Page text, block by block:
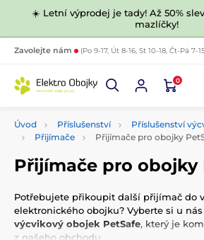
☀️ Letní výprodej je tady! Až 50%
mazlíčky!
Zavolejte nám (Po 9-17, Út 8-16, St 10-18, Čt-Pá 7-
0
Úvod Příslušenství
Příslušenství
Přijímače
Přijímače pro obojky
Přijímače pro obojky
Potřebujete přikoupit další přijímač do
elektronického obojku? Vyberte si u
výcvikový obojek PetSafe, který je
z našeho obchodu.